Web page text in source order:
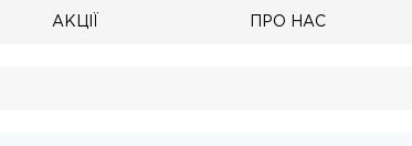
АКЦІЇ ПРО НАС